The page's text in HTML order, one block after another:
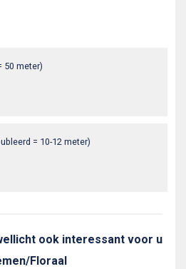
50 meter)
= 10-12 meter)
ook interessant voor u
Floraal